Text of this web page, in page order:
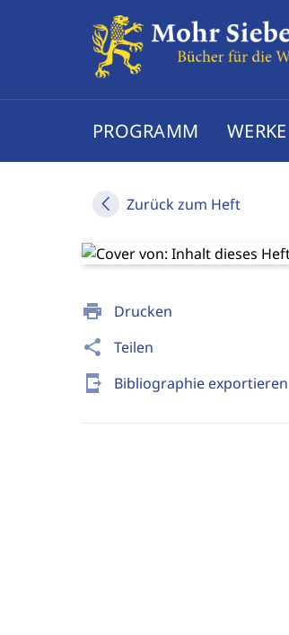
PROGRAMM WERKE
Zurück zum Heft
print Drucken
share Teilen
send_to_mobile Bibliographie exportieren